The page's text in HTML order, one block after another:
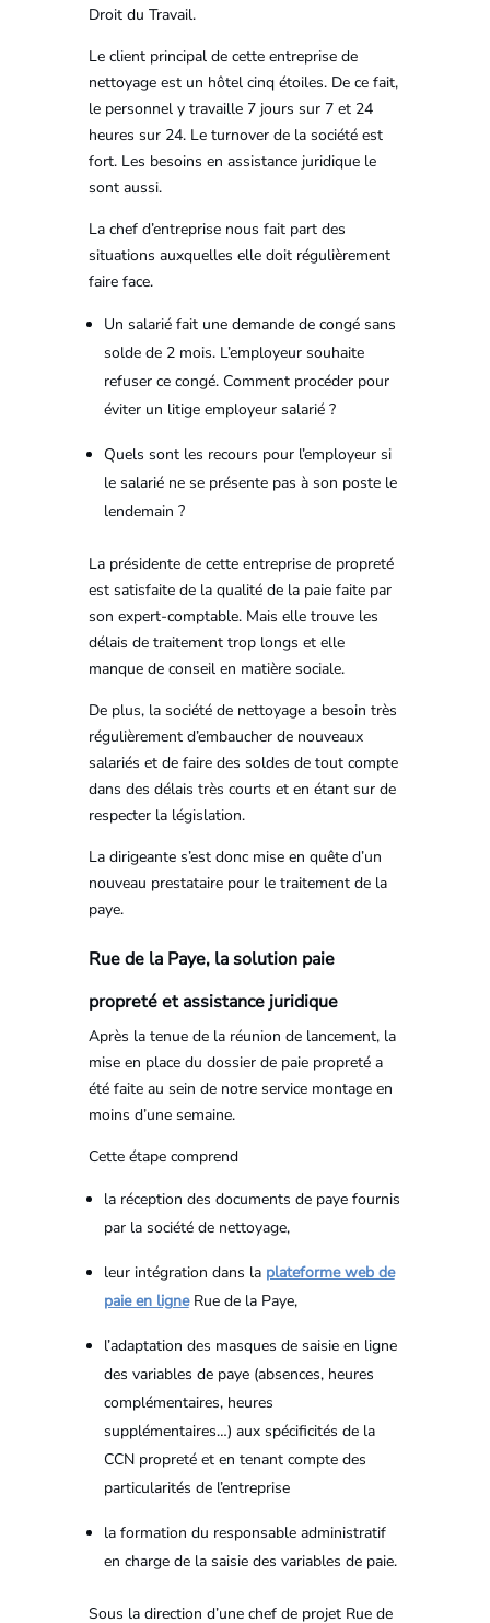
Droit du Travail.
Le client principal de cette entreprise de
nettoyage est un hôtel cinq étoiles. De ce fait,
le personnel y travaille 7 jours sur 7 et 24
heures sur 24. Le turnover de la société est
fort. Les besoins en assistance juridique le
sont aussi.
La chef d’entreprise nous fait part des
situations auxquelles elle doit régulièrement
faire face.
Un salarié fait une demande de congé sans
solde de 2 mois. L’employeur souhaite
refuser ce congé. Comment procéder pour
éviter un litige employeur salarié ?
Quels sont les recours pour l’employeur si
le salarié ne se présente pas à son poste le
lendemain ?
La présidente de cette entreprise de propreté
est satisfaite de la qualité de la paie faite par
son expert-comptable. Mais elle trouve les
délais de traitement trop longs et elle
manque de conseil en matière sociale.
De plus, la société de nettoyage a besoin très
régulièrement d’embaucher de nouveaux
salariés et de faire des soldes de tout compte
dans des délais très courts et en étant sur de
respecter la législation.
La dirigeante s’est donc mise en quête d’un
nouveau prestataire pour le traitement de la
paye.
Rue de la Paye, la solution paie
propreté et assistance juridique
Après la tenue de la réunion de lancement, la
mise en place du dossier de paie propreté a
été faite au sein de notre service montage en
moins d’une semaine.
Cette étape comprend
la réception des documents de paye fournis
par la société de nettoyage,
leur intégration dans la plateforme web de
paie en ligneRue de la Paye,
l’adaptation des masques de saisie en ligne
des variables de paye (absences, heures
complémentaires, heures
supplémentaires…) aux spécificités de la
CCN propreté et en tenant compte des
particularités de l’entreprise
la formation du responsable administratif
en charge de la saisie des variables de paie.
Sous la direction d’une chef de projet Rue de